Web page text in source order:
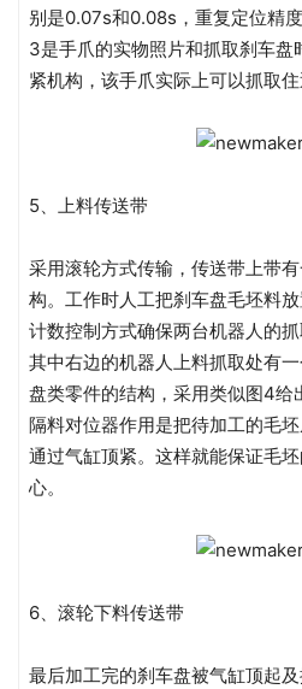
别是0.07s和0.08s，重复定位精
3是手爪的实物照片和抓取刹车盘
紧机构，该手爪实际上可以抓取住
5、上料传送带
采用滚轮方式传输，传送带上带
构。工作时人工把刹车盘毛坯料
计数控制方式确保两台机器人的抓
其中右边的机器人上料抓取处有
盘类零件的结构，采用类似图4给
隔料对位器作用是把待加工的毛
通过气缸顶紧。这样就能保证毛
心。
6、滚轮下料传送带
最后加工完的刹车盘被气缸顶起及